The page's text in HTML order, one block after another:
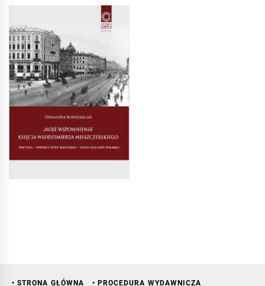
• STRONA GŁÓWNA • PROCEDURA WYDAWNICZA